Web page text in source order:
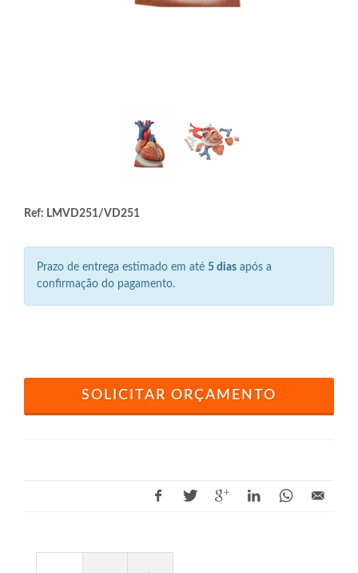
Ref: LMVD251/VD251
Prazo de entrega estimado em até 5 dias após a
confirmação do pagamento.
SOLICITAR ORÇAMENTO